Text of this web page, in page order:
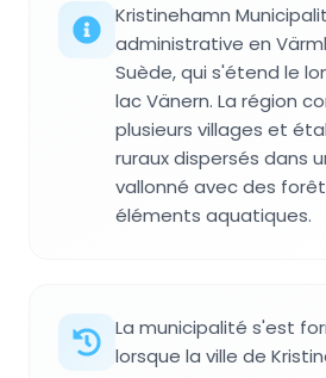
Kristinehamn
administrative en
Suède, qui s'étend le
lac Vänern. La région
plusieurs villages et
ruraux dispersés dans
vallonné avec des
éléments aquatiques.
La municipalité s'est
lorsque la ville de